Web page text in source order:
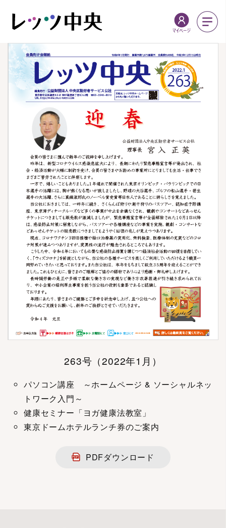
263号（2022年1月）
パソコン講座 ～ホームページ & ソーシャルネッ
トワーク入門～
健康セミナー「ヨガ健康法教室」
東京ドームホテルランチ券のご案内
PDFダウンロード